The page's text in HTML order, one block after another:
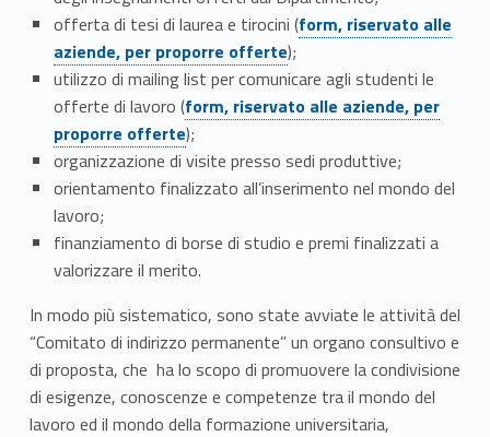
t
à
o
n
l
a
z
i
offerta di tesi di laurea e tirocini (Link identifier #identifier__167722-1
form, riservato alle
aziende, per proporre offerte);
utilizzo di mailing list per comunicare agli studenti le
offerte di lavoro (Link identifier #identifier__120612-2
form, riservato alle aziende, per
proporre offerte);
organizzazione di visite presso sedi produttive;
orientamento finalizzato all’inserimento nel mondo del
lavoro;
finanziamento di borse di studio e premi finalizzati a
valorizzare il merito.
In modo più sistematico, sono state avviate le attività del
“Comitato di indirizzo permanente” un organo consultivo e
di proposta, che ha lo scopo di promuovere la condivisione
di esigenze, conoscenze e competenze tra il mondo del
lavoro ed il mondo della formazione universitaria,